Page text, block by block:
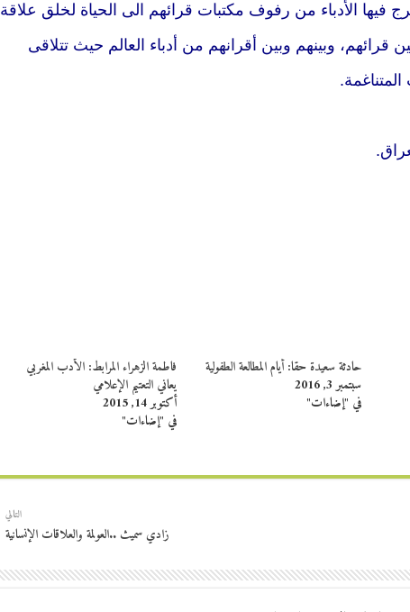
فيها الأدباء من رفوف مكتبات قرائهم الى الحياة لخلق علاقة
قرائهم، وبينهم وبين أقرانهم من أدباء العالم حيث تتلاقى
حادثة سعيدة حقا: أيام المطالعة الطفولية
سبتمبر 3, 2016
في "إضاءات"
فاطمة الزهراء المرابط: الأدب المغربي
يعاني التعتيم الإعلامي
أكتوبر 14, 2015
في "إضاءات"
التالي
زادي سميث ..العولمة والعلاقات الإنسانية